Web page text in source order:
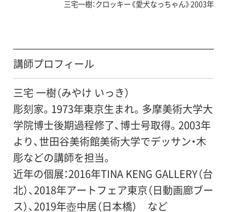
三宅一樹：クロッキー《愛犬なっちゃん》2003年
講師プロフィール
三宅 一樹（みやけ いっき）
彫刻家。1973年東京生まれ。多摩美術大学大
学院博士後期過程修了、博士号取得。2003年
より、世田谷美術館美術大学でデッサン・木
彫などの講師を担当。
近年の個展：2016年TINA KENG GALLERY（台
北）、2018年アートフェア東京（日動画廊ブー
ス）、2019年壺中居（日本橋） など